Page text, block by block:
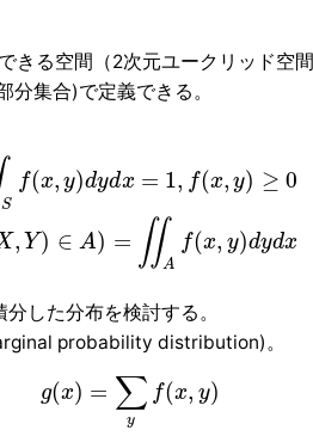
きる空間（2次元ユークリッド空間
分集合)で定義できる。
S
f(x, y)dydx = 1, f(x, y) ≥ 0
, Y) ∈ A) = ∬A
f(x, y)dydx
した分布を検討する。
probability distribution)。
g(x) = ∑
y
f(x, y)